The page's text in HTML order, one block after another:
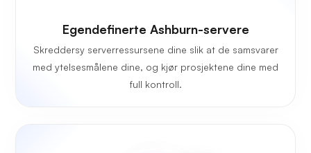
Egendefinerte Ashburn-servere
Skreddersy serverressursene dine slik at de samsvarer
med ytelsesmålene dine, og kjør prosjektene dine med
full kontroll.